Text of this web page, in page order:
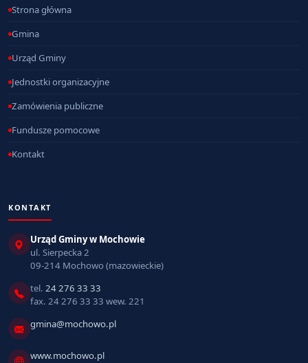
Strona główna
Gmina
Urząd Gminy
Jednostki organizacyjne
Zamówienia publiczne
Fundusze pomocowe
Kontakt
KONTAKT
Urząd Gminy w Mochowie
ul. Sierpecka 2
09-214 Mochowo (mazowieckie)
tel. 24 276 33 33
fax. 24 276 33 33 wew. 221
gmina@mochowo.pl
www.mochowo.pl